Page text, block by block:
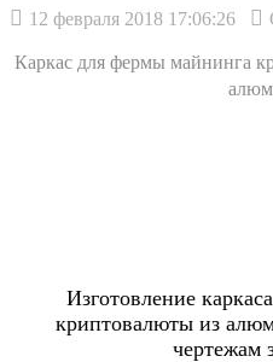
12 февраля 2018 17:06:26
Каркас для фермы майнинга
Изготовление
криптовалюты из
чертежам